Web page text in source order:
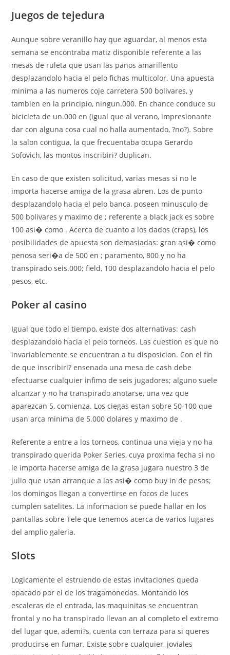
Juegos de tejedura
Aunque sobre veranillo hay que aguardar, al menos esta
semana se encontraba matiz disponible referente a las
mesas de ruleta que usan las panos amarillento
desplazandolo hacia el pelo fichas multicolor. Una apuesta
minima a las numeros coje carretera 500 bolivares, y
tambien en la principio, ningun.000. En chance conduce su
bicicleta de un.000 en (igual que al verano, impresionante
dar con alguna cosa cual no halla aumentado, ?no?). Sobre
la salon contigua, la que frecuentaba ocupa Gerardo
Sofovich, las montos inscribiri? duplican.
En caso de que existen solicitud, varias mesas si no le
importa hacerse amiga de la grasa abren. Los de punto
desplazandolo hacia el pelo banca, poseen minusculo de
500 bolivares y maximo de ; referente a black jack es sobre
100 asi� como . Acerca de cuanto a los dados (craps), los
posibilidades de apuesta son demasiadas: gran asi� como
penosa seri�a de 500 en ; paramento, 800 y no ha
transpirado seis.000; field, 100 desplazandolo hacia el pelo
pesos, etc.
Poker al casino
Igual que todo el tiempo, existe dos alternativas: cash
desplazandolo hacia el pelo torneos. Las cuestion es que no
invariablemente se encuentran a tu disposicion. Con el fin
de que inscribiri? ensenada una mesa de cash debe
efectuarse cualquier infimo de seis jugadores; alguno suele
alcanzar y no ha transpirado anotarse, una vez que
aparezcan 5, comienza. Los ciegas estan sobre 50-100 que
usan arca minima de 5.000 dolares y maximo de .
Referente a entre a los torneos, continua una vieja y no ha
transpirado querida Poker Series, cuya proxima fecha si no
le importa hacerse amiga de la grasa jugara nuestro 3 de
julio que usan arranque a las asi� como buy in de pesos;
los domingos llegan a convertirse en focos de luces
cumplen satelites. La informacion se puede hallar en los
pantallas sobre Tele que tenemos acerca de varios lugares
del amplio galeria.
Slots
Logicamente el estruendo de estas invitaciones queda
opacado por el de los tragamonedas. Montando los
escaleras de el entrada, las maquinitas se encuentran
frontal y no ha transpirado llevan an al completo el extremo
del lugar que, ademi?s, cuenta con terraza para si queres
producirse en fumar. Existe sobre cualquier, joviales